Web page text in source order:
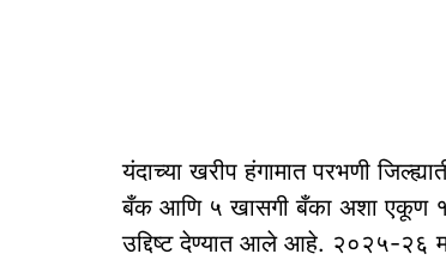
यंदाच्या खरीप हंगामात परभणी
बँक आणि ५ खासगी बँका अशा एकूण
उद्दिष्ट देण्यात आले आहे. २०२५-२६